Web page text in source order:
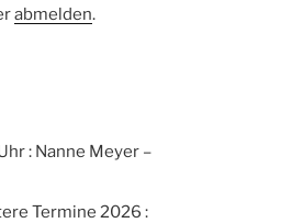
abmelden.
: Nanne Meyer –
Termine 2026 :